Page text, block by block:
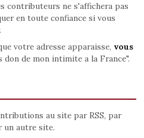
contributeurs ne s'affichera pas
en toute confiance si vous
votre adresse apparaisse, vous
de mon intimite a la France".
au site par RSS, par
un autre site.